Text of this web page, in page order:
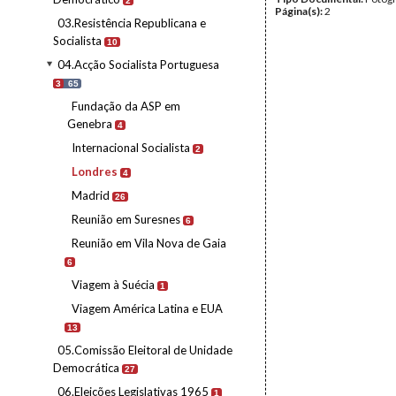
03.Resistência Republicana e
Socialista
10
04.Acção Socialista Portuguesa
3 65
Fundação da ASP em
Genebra
4
Internacional Socialista 2
Londres 4
Madrid 26
Reunião em Suresnes 6
Reunião em Vila Nova de Gaia
6
Viagem à Suécia 1
Viagem América Latina e EUA
13
05.Comissão Eleitoral de Unidade
Democrática
27
06.Eleições Legislativas 1965 1
Página(s):2